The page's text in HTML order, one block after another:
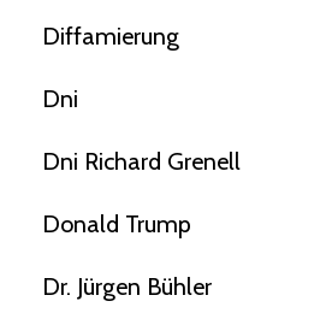
Diffamierung
Dni
Dni Richard Grenell
Donald Trump
Dr. Jürgen Bühler